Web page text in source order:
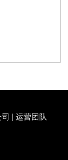
简介 【详情】
| 运营团队